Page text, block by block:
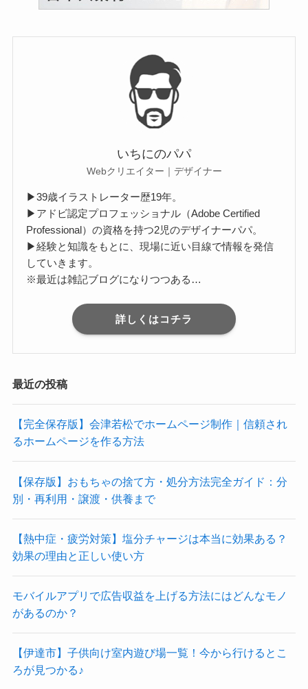
いちにのパパ
Webクリエイター｜デザイナー
▶39歳イラストレーター歴19年。
▶アドビ認定プロフェッショナル（Adobe Certified
Professional）の資格を持つ2児のデザイナーパパ。
▶経験と知識をもとに、現場に近い目線で情報を発信
していきます。
※最近は雑記ブログになりつつある…
詳しくはコチラ
最近の投稿
【完全保存版】会津若松でホームページ制作｜信頼され
るホームページを作る方法
【保存版】おもちゃの捨て方・処分方法完全ガイド：分
別・再利用・譲渡・供養まで
【熱中症・疲労対策】塩分チャージは本当に効果ある？
効果の理由と正しい使い方
モバイルアプリで広告収益を上げる方法にはどんなモノ
があるのか？
【伊達市】子供向け室内遊び場一覧！今から行けるとこ
ろが見つかる♪